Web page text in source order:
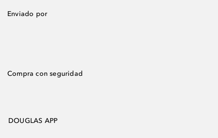
Enviado por
Compra con seguridad
DOUGLAS APP